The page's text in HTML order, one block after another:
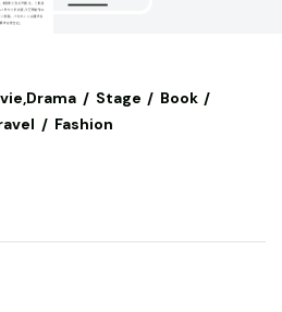
Stage
Book
Fashion